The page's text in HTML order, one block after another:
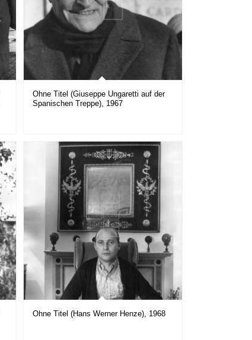
Ohne Titel (Giuseppe Ungaretti auf der
Spanischen Treppe), 1967
Ohne Titel (Hans Werner Henze), 1968